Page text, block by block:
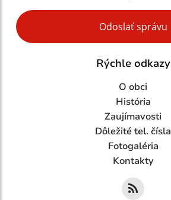
Google reCaptcha Response
Odoslať správu
Rýchle odkazy
O obci
História
Zaujímavosti
Dôležité tel. čísla
Fotogaléria
Kontakty